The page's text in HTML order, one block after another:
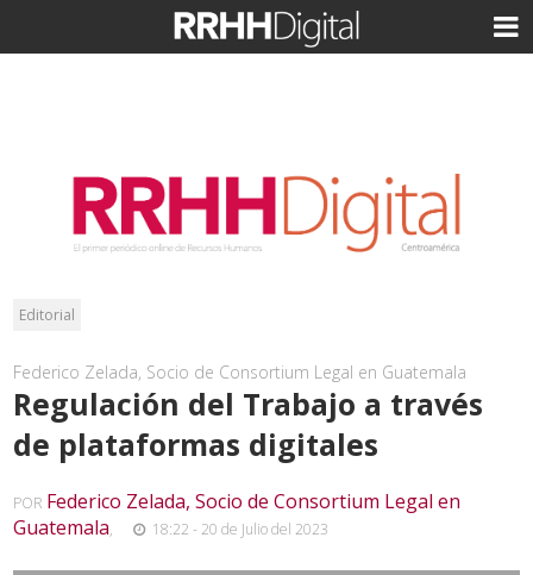
Editorial
Federico Zelada, Socio de Consortium Legal en Guatemala
Regulación del Trabajo a través
de plataformas digitales
POR Federico Zelada, Socio de Consortium Legal en
Guatemala, 18:22 - 20 de Julio del 2023